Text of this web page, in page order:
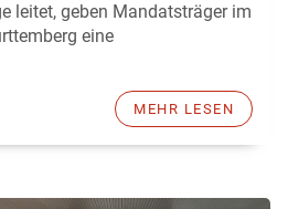
leitet, geben Mandatsträger im
eine
MEHR LESEN